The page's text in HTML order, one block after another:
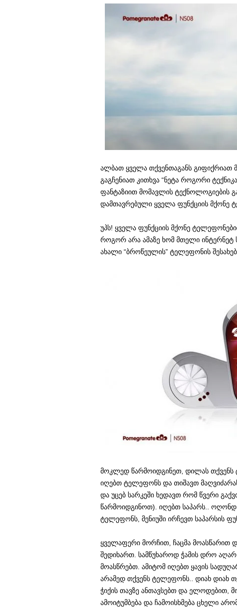
ალბათ ყველა თქვენთაგანს გიფიქრიათ
გაგჩენიათ კითხვა “ნეტა როგორი
ფანტაზიით მომავლის ტექნოლოგიების
დამთავრებული ყველა ფუნქციის მქონე
უპს! ყველა ფუნქციის მქონე
როგორ არა ამაზე ხომ მთელი ინტერნეტ
ახალი “ბროწეულის” ტელეფონის
მოკლედ წარმოიდგინეთ, დილას თქვენს
იღებთ ტელეფონს და თიშავთ
და უცებ სარკეში ხედავთ რომ წვერი
წარმოიდგინოთ). იღებთ საპარს.. ოღონდ
ტელეფონს, მენიუში ირჩევთ საპარსის
ყველაფერი მორჩით, ჩაცმა მოასწარით
შედიხართ. სამწუხაროდ ჭამის დრო
მოასწრებთ. ამიტომ იღებთ ყავის
არამედ თქვენს ტელეფონს.. დიახ დიახ
ჭიქის თავზე ანთავსებთ და ელოდებით,
ამოიტუმბება და ჩამოისხმება ცხელი